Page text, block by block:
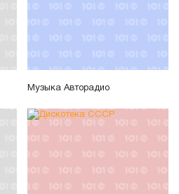
Музыка Авторадио